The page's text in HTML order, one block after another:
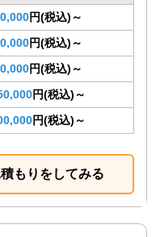
円(税込)～
円(税込)～
円(税込)～
円(税込)～
円(税込)～
もりをしてみる